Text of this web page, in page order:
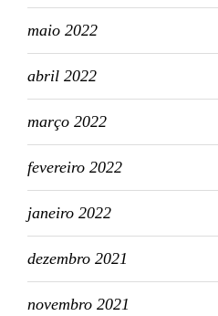
maio 2022
abril 2022
março 2022
fevereiro 2022
janeiro 2022
dezembro 2021
novembro 2021